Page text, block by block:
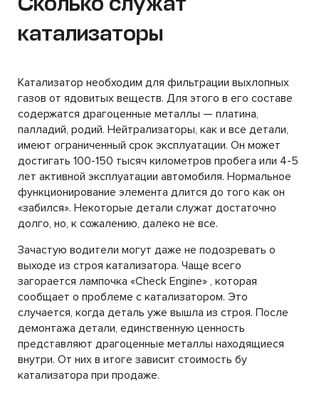
катализаторы
Катализатор необходим для фильтрации выхлопных
газов от ядовитых веществ. Для этого в его составе
содержатся драгоценные металлы — платина,
палладий, родий. Нейтрализаторы, как и все детали,
имеют ограниченный срок эксплуатации. Он может
достигать 100-150 тысяч километров пробега или 4-5
лет активной эксплуатации автомобиля. Нормальное
функционирование элемента длится до того как он
«забился». Некоторые детали служат достаточно
долго, но, к сожалению, далеко не все.
Зачастую водители могут даже не подозревать о
выходе из строя катализатора. Чаще всего
загорается лампочка «Check Engine» , которая
сообщает о проблеме с катализатором. Это
случается, когда деталь уже вышла из строя. После
демонтажа детали, единственную ценность
представляют драгоценные металлы находящиеся
внутри. От них в итоге зависит стоимость бу
катализатора при продаже.